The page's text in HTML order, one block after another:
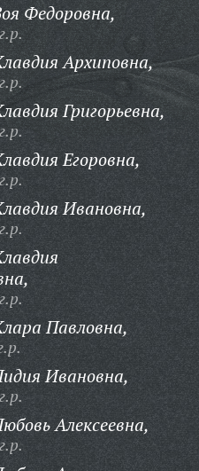
Федоровна,
Архиповна,
Григорьевна,
Егоровна,
Ивановна,
Павловна,
Ивановна,
Алексеевна,